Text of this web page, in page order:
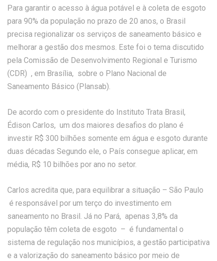
Para garantir o acesso à água potável e à coleta de esgoto
para 90% da população no prazo de 20 anos, o Brasil
precisa regionalizar os serviços de saneamento básico e
melhorar a gestão dos mesmos. Este foi o tema discutido
pela Comissão de Desenvolvimento Regional e Turismo
(CDR) , em Brasília, sobre o Plano Nacional de
Saneamento Básico (Plansab).
De acordo com o presidente do Instituto Trata Brasil,
Édison Carlos, um dos maiores desafios do plano é
investir R$ 300 bilhões somente em água e esgoto durante
duas décadas Segundo ele, o País consegue aplicar, em
média, R$ 10 bilhões por ano no setor.
Carlos acredita que, para equilibrar a situação – São Paulo
é responsável por um terço do investimento em
saneamento no Brasil. Já no Pará, apenas 3,8% da
população têm coleta de esgoto – é fundamental o
sistema de regulação nos municípios, a gestão participativa
e a valorização do saneamento básico por meio de